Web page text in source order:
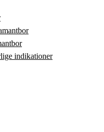
indikationer